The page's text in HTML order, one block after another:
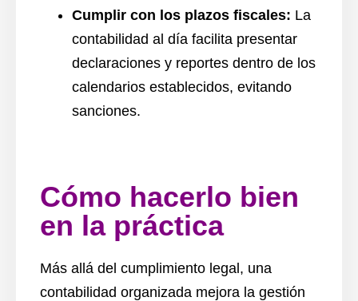
Cumplir con los plazos fiscales: La
contabilidad al día facilita presentar
declaraciones y reportes dentro de los
calendarios establecidos, evitando
sanciones.
Cómo hacerlo bien
en la práctica
Más allá del cumplimiento legal, una
contabilidad organizada mejora la gestión